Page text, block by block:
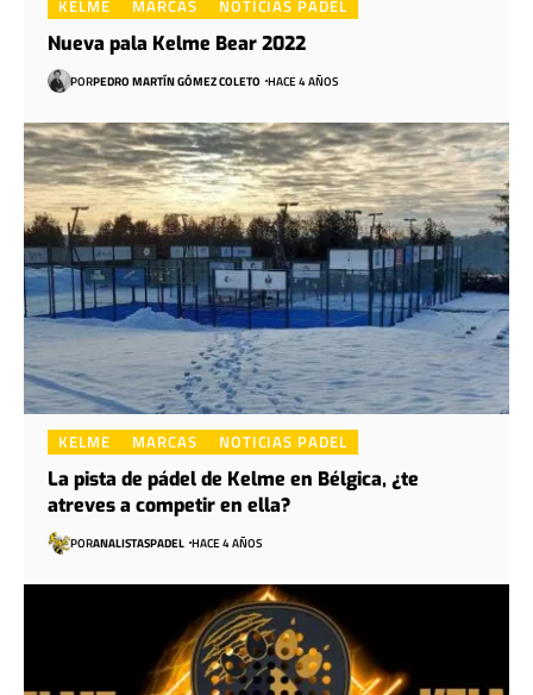
KELME MARCAS NOTICIAS PADEL
Nueva pala Kelme Bear 2022
PORPEDRO MARTÍN GÓMEZ COLETO HACE 4 AÑOS
KELME MARCAS NOTICIAS PADEL
La pista de pádel de Kelme en Bélgica, ¿te
atreves a competir en ella?
PORANALISTASPADEL HACE 4 AÑOS